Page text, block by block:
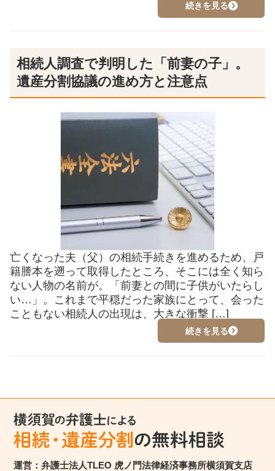
続きを見る
相続人調査で判明した「前妻の子」。
遺産分割協議の進め方と注意点
亡くなった夫（父）の相続手続きを進めるため、戸
籍謄本を遡って取得したところ、そこには全く知ら
ない人物の名前が。「前妻との間に子供がいたらし
い…」。これまで平穏だった家族にとって、会った
こともない相続人の出現は、大きな衝撃 […]
続きを見る
運営：弁護士法人TLEO 虎ノ門法律経済事務所横須賀支店